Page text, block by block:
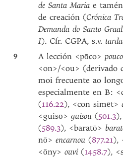
de Santa Mariae
de creación (Crónica
Demanda do Santo
I). Cfr. CGPA, s.v.
9 A lección <pōco>
<on>/<ou> (derivado
moi frecuente ao
especialmente en B:
(116.22), <con simēt>
<guisō>guisou(501.3
(589.3), <baratō>
nō>encarnou(877.21),
<ōny>ouvi(1458.7),